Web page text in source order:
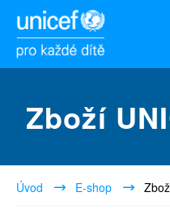
Zboží
Úvod E-shop